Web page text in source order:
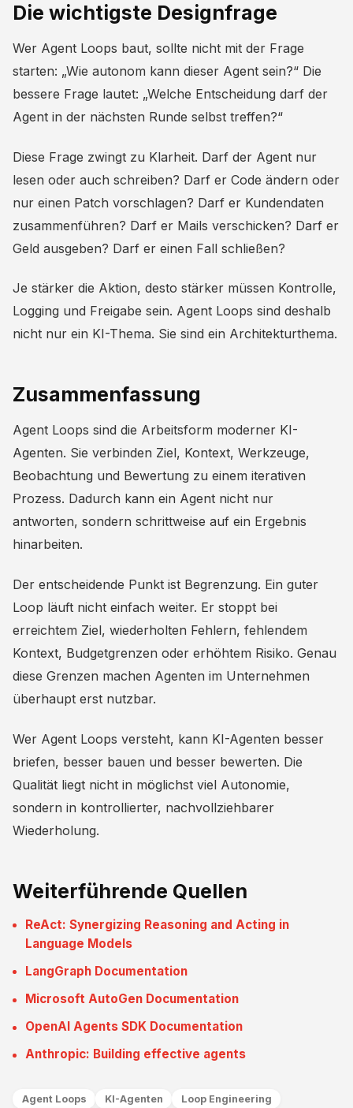
Die wichtigste Designfrage
Wer Agent Loops baut, sollte nicht mit der Frage
starten: „Wie autonom kann dieser Agent sein?“ Die
bessere Frage lautet: „Welche Entscheidung darf der
Agent in der nächsten Runde selbst treffen?“
Diese Frage zwingt zu Klarheit. Darf der Agent nur
lesen oder auch schreiben? Darf er Code ändern oder
nur einen Patch vorschlagen? Darf er Kundendaten
zusammenführen? Darf er Mails verschicken? Darf er
Geld ausgeben? Darf er einen Fall schließen?
Je stärker die Aktion, desto stärker müssen Kontrolle,
Logging und Freigabe sein. Agent Loops sind deshalb
nicht nur ein KI-Thema. Sie sind ein Architekturthema.
Zusammenfassung
Agent Loops sind die Arbeitsform moderner KI-
Agenten. Sie verbinden Ziel, Kontext, Werkzeuge,
Beobachtung und Bewertung zu einem iterativen
Prozess. Dadurch kann ein Agent nicht nur
antworten, sondern schrittweise auf ein Ergebnis
hinarbeiten.
Der entscheidende Punkt ist Begrenzung. Ein guter
Loop läuft nicht einfach weiter. Er stoppt bei
erreichtem Ziel, wiederholten Fehlern, fehlendem
Kontext, Budgetgrenzen oder erhöhtem Risiko. Genau
diese Grenzen machen Agenten im Unternehmen
überhaupt erst nutzbar.
Wer Agent Loops versteht, kann KI-Agenten besser
briefen, besser bauen und besser bewerten. Die
Qualität liegt nicht in möglichst viel Autonomie,
sondern in kontrollierter, nachvollziehbarer
Wiederholung.
Weiterführende Quellen
ReAct: Synergizing Reasoning and Acting in
Language Models
LangGraph Documentation
Microsoft AutoGen Documentation
OpenAI Agents SDK Documentation
Anthropic: Building effective agents
Agent Loops KI-Agenten Loop Engineering